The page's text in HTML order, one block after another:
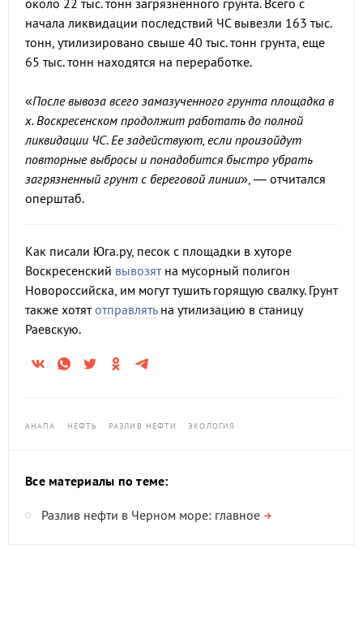
около 22 тыс. тонн загрязненного грунта. Всего с
начала ликвидации последствий ЧС вывезли 163 тыс.
тонн, утилизировано свыше 40 тыс. тонн грунта, еще
65 тыс. тонн находятся на переработке.
«После вывоза всего замазученного грунта площадка в
х. Воскресенском продолжит работать до полной
ликвидации ЧС. Ее задействуют, если произойдут
повторные выбросы и понадобится быстро убрать
загрязненный грунт с береговой линии», — отчитался
оперштаб.
Как писали Юга.ру, песок с площадки в хуторе
Воскресенский вывозятна мусорный полигон
Новороссийска, им могут тушить горящую свалку. Грунт
также хотятотправлятьна утилизацию в станицу
Раевскую.
АНАПА НЕФТЬ РАЗЛИВ НЕФТИ ЭКОЛОГИЯ
Все материалы по теме:
Разлив нефти в Черном море: главное